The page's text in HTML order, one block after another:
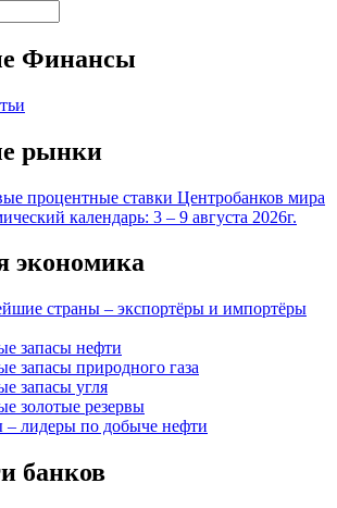
Финансы
рынки
процентные ставки Центробанков мира
календарь: 3 – 9 августа 2026г.
экономика
страны – экспортёры и импортёры
запасы нефти
запасы природного газа
запасы угля
золотые резервы
– лидеры по добыче нефти
банков